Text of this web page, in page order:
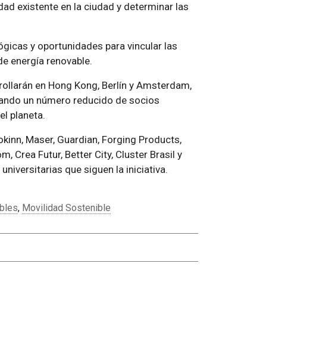
existente en la ciudad y determinar las
y oportunidades para vincular las
energía renovable.
en Hong Kong, Berlín y Amsterdam,
un número reducido de socios
planeta.
Maser, Guardian, Forging Products,
Crea Futur, Better City, Cluster Brasil y
que siguen la iniciativa.
, Movilidad Sostenible